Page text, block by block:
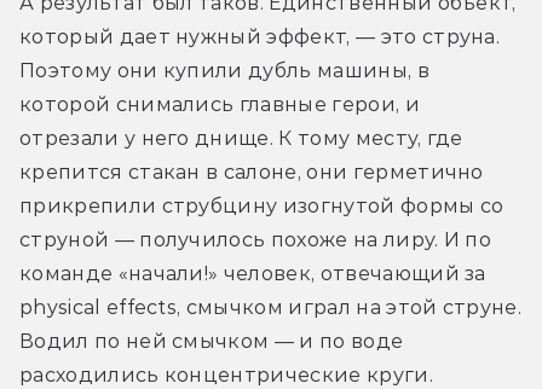
который дает нужный эффект, — это струна.
Поэтому они купили дубль машины, в
которой снимались главные герои, и
отрезали у него днище. К тому месту, где
крепится стакан в салоне, они герметично
прикрепили струбцину изогнутой формы со
струной — получилось похоже на лиру. И по
команде «начали!» человек, отвечающий за
physical effects, смычком играл на этой струне.
Водил по ней смычком — и по воде
расходились концентрические круги.